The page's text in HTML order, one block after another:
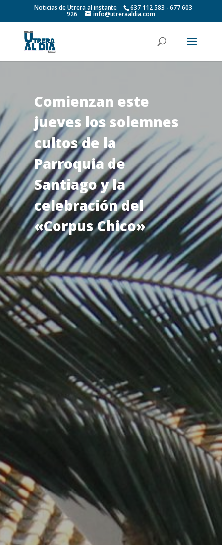
Noticias de Utrera al instante 637 112 583 - 677 603
926 info@utreraaldia.com
Comienzan este
jueves los solemnes
cultos de la
Parroquia de
Santiago y la
celebración del
«Corpus Chico»